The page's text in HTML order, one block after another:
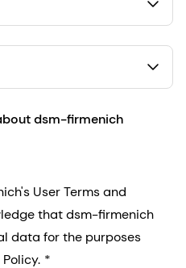
dsm-firmenich
User Terms and
that dsm-firmenich
data for the purposes